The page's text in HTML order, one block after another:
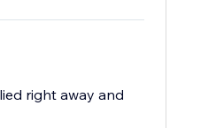
right away and